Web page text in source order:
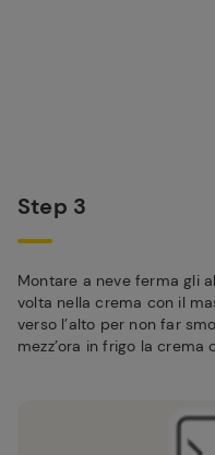
Step 3
Montare a neve ferma gli
volta nella crema con il
verso l’alto per non far
mezz’ora in frigo la crema